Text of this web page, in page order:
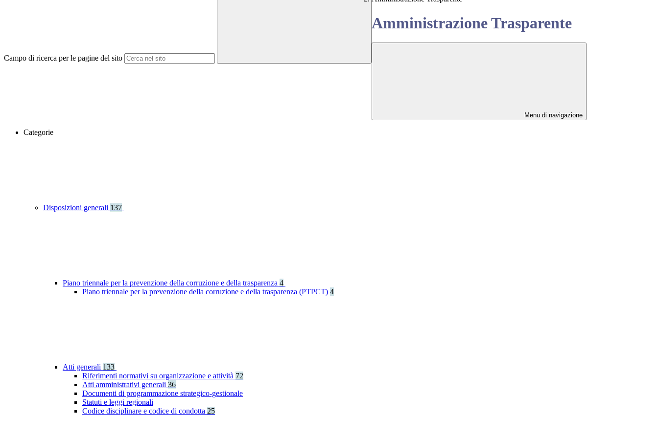
Campo di ricerca per le pagine del sito
Amministrazione Trasparente
Menu di navigazione
Categorie
Disposizioni generali 137
Piano triennale per la prevenzione della corruzione e della trasparenza 4
Piano triennale per la prevenzione della corruzione e della trasparenza (PTPCT) 4
Atti generali 133
Riferimenti normativi su organizzazione e attività 72
Atti amministrativi generali 36
Documenti di programmazione strategico-gestionale
Statuti e leggi regionali
Codice disciplinare e codice di condotta 25